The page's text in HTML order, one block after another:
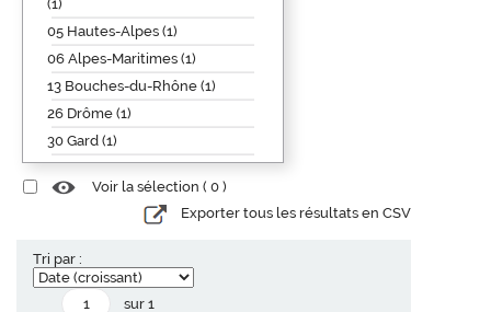
(1)
05 Hautes-Alpes (1)
06 Alpes-Maritimes (1)
13 Bouches-du-Rhône (1)
26 Drôme (1)
30 Gard (1)
Voir la sélection ( 0 )
Exporter tous les résultats en CSV
Tri par :
sur 1